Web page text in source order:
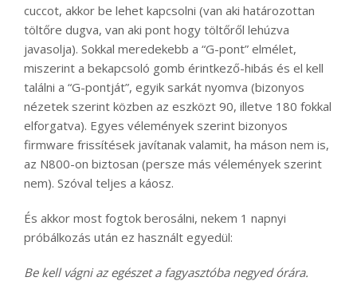
cuccot, akkor be lehet kapcsolni (van aki határozottan
töltőre dugva, van aki pont hogy töltőről lehúzva
javasolja). Sokkal meredekebb a “G-pont” elmélet,
miszerint a bekapcsoló gomb érintkező-hibás és el kell
találni a “G-pontját”, egyik sarkát nyomva (bizonyos
nézetek szerint közben az eszközt 90, illetve 180 fokkal
elforgatva). Egyes vélemények szerint bizonyos
firmware frissítések javítanak valamit, ha máson nem is,
az N800-on biztosan (persze más vélemények szerint
nem). Szóval teljes a káosz.
És akkor most fogtok berosálni, nekem 1 napnyi
próbálkozás után ez használt egyedül:
Be kell vágni az egészet a fagyasztóba negyed órára.